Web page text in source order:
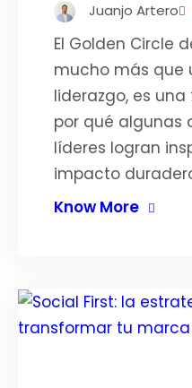
Juanjo Artero
El Golden Circle
mucho más que
liderazgo, es
por qué algunas
líderes logran
impacto
Know More